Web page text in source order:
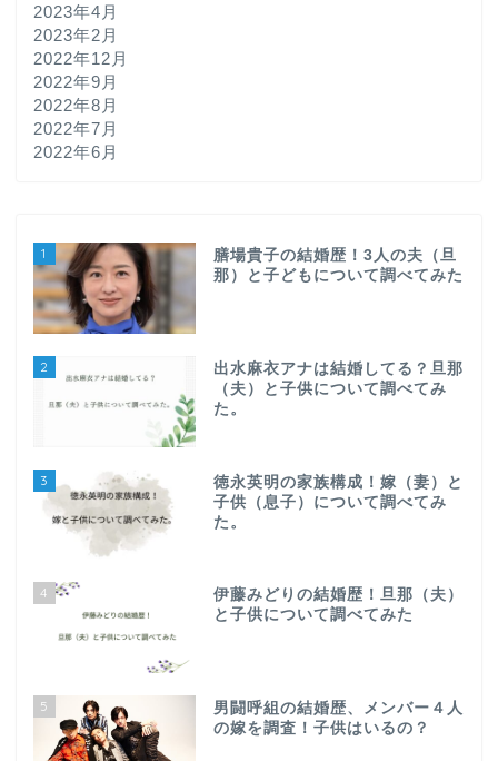
2023年4月
2023年2月
2022年12月
2022年9月
2022年8月
2022年7月
2022年6月
1
膳場貴子の結婚歴！3人の夫（旦
那）と子どもについて調べてみた
2
出水麻衣アナは結婚してる？旦那
（夫）と子供について調べてみ
た。
3
徳永英明の家族構成！嫁（妻）と
子供（息子）について調べてみ
た。
4
伊藤みどりの結婚歴！旦那（夫）
と子供について調べてみた
5
男闘呼組の結婚歴、メンバー４人
の嫁を調査！子供はいるの？